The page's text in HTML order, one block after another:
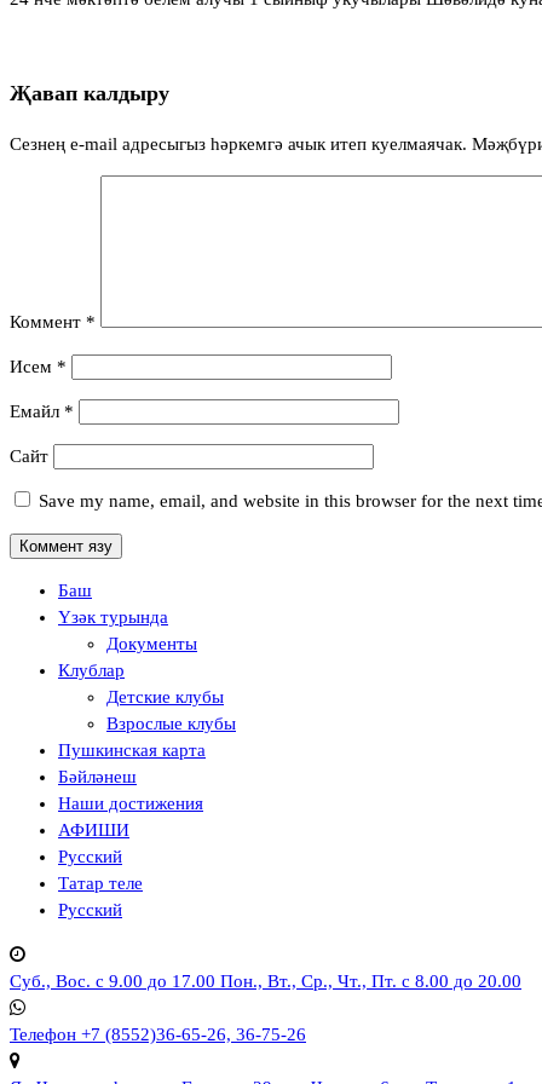
Җавап калдыру
Сезнең e-mail адресыгыз һәркемгә ачык итеп куелмаячак.
Коммент *
Исем *
Емайл *
Сайт
Save my name, email, and website in this browser for the next
Баш
Үзәк турында
Документы
Клублар
Детские клубы
Взрослые клубы
Пушкинская карта
Бәйләнеш
Наши достижения
АФИШИ
Русский
Татар теле
Русский
Суб., Вос. с 9.00 до 17.00 Пон., Вт., Ср., Чт., Пт. с 8.00 до 20.00
Телефон +7 (8552)36-65-26, 36-75-26